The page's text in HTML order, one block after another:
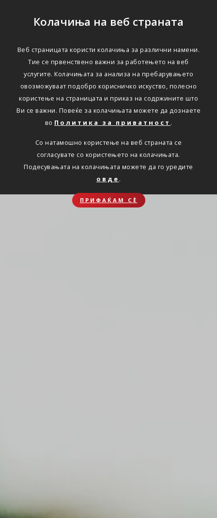
Колачиња на веб страната
Веб страницата користи колачиња за различни намени.
Тие се првенствено важни за работењето на веб
услугите. Колачињата за анализа на пребарувањето
овозможуваат подобро корисничко искуство, полесно
користење на страницата и приказ на содржините што
Ви се важни. Повеќе за колачињата можете да дознаете
во Политика за приватност .
Со натамошно користење на веб страната се
согласувате со користењето на колачињата.
Подесувањата на колачињата можете да го уредите
овде .
ПРИФАЌАМ СЀ